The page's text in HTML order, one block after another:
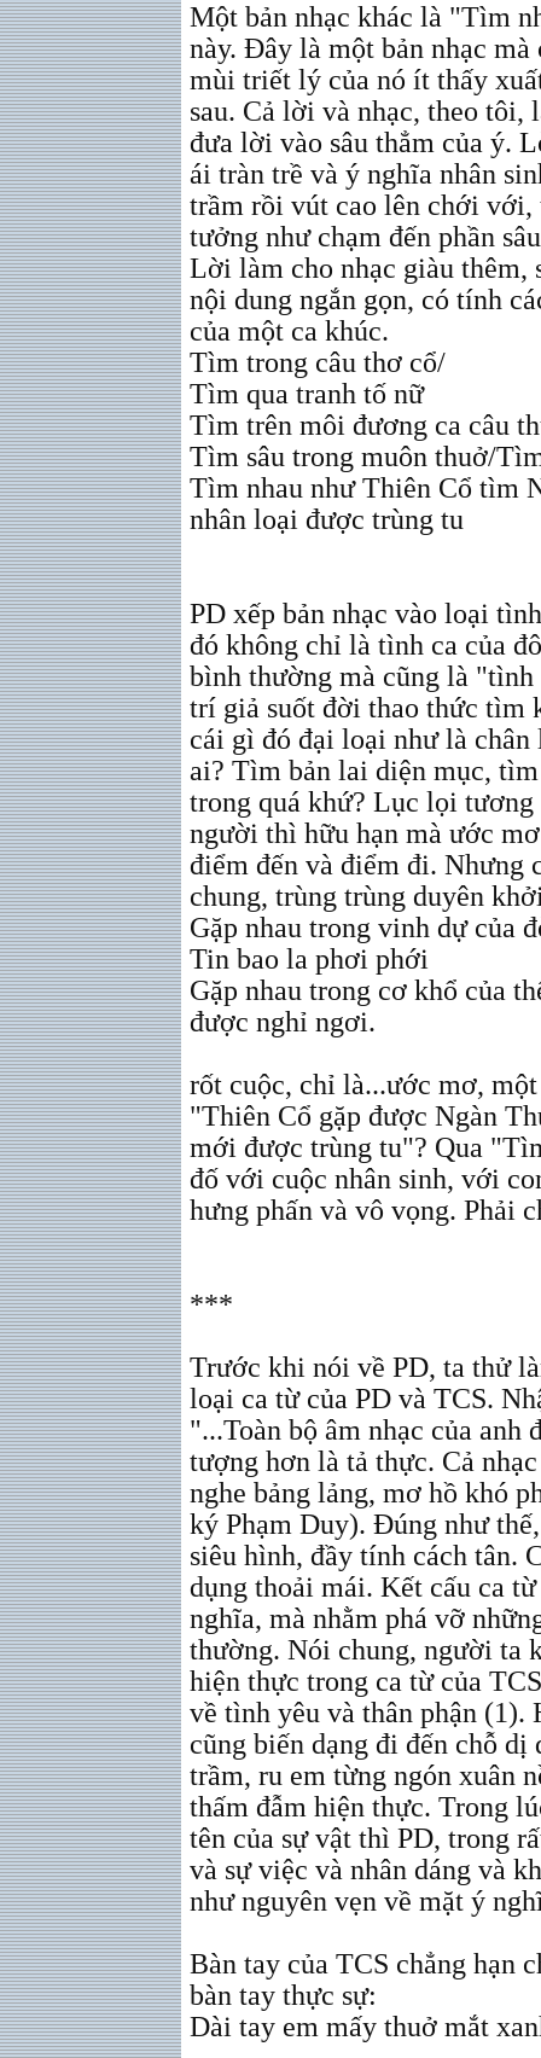
Một bản nhạc khác là "Tìm
này. Đây là một bản nhạc
mùi triết lý của nó ít thấy
sau. Cả lời và nhạc, theo
đưa lời vào sâu thẳm của ý.
ái tràn trề và ý nghĩa nhân
trầm rồi vút cao lên chới
tưởng như chạm đến phần
Lời làm cho nhạc giàu thêm,
nội dung ngắn gọn, có tính
của một ca khúc.
Tìm trong câu thơ cổ/
Tìm qua tranh tố nữ
Tìm trên môi đương ca câu
Tìm sâu trong muôn thuở/
Tìm nhau như Thiên Cổ tìm
nhân loại được trùng tu
PD xếp bản nhạc vào loại
đó không chỉ là tình ca của
bình thường mà cũng là "tình
trí giả suốt đời thao thức tìm
cái gì đó đại loại như là
ai? Tìm bản lai diện mục,
trong quá khứ? Lục lọi
người thì hữu hạn mà ước
điểm đến và điểm đi. Nhưng
chung, trùng trùng duyên
Gặp nhau trong vinh dự của
Tin bao la phơi phới
Gặp nhau trong cơ khổ của
được nghỉ ngơi.
rốt cuộc, chỉ là...ước mơ,
"Thiên Cổ gặp được Ngàn
mới được trùng tu"? Qua
đố với cuộc nhân sinh, với
hưng phấn và vô vọng. Phải
***
Trước khi nói về PD, ta thử
loại ca từ của PD và TCS.
"...Toàn bộ âm nhạc của anh
tượng hơn là tả thực. Cả
nghe bảng lảng, mơ hồ khó
ký Phạm Duy). Đúng như
siêu hình, đầy tính cách tân.
dụng thoải mái. Kết cấu ca
nghĩa, mà nhằm phá vỡ
thường. Nói chung, người ta
hiện thực trong ca từ của
về tình yêu và thân phận (1).
cũng biến dạng đi đến chỗ
trầm, ru em từng ngón xuân
thấm đẫm hiện thực. Trong
tên của sự vật thì PD, trong
và sự việc và nhân dáng và
như nguyên vẹn về mặt ý
Bàn tay của TCS chẳng hạn
bàn tay thực sự:
Dài tay em mấy thuở mắt